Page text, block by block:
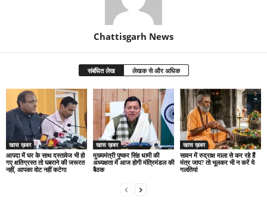
Chattisgarh News
संबंधित लेख लेखक से और अधिक
खास ख़बर
आपदा में घर के साथ दस्तावेज भी हो
गए क्षतिग्रस्त तो घबराने की जरूरत
नहीं, आपका वोट नहीं कटेगा
खास ख़बर
मुख्यमंत्री पुष्कर सिंह धामी की
अध्यक्षता में आज होगी मंत्रिमंडल की
बैठक
खास ख़बर
सावन में रुद्राक्ष माला से कर रहे हैं
मंत्र जाप? तो भूलकर भी न करें ये
गलतियां